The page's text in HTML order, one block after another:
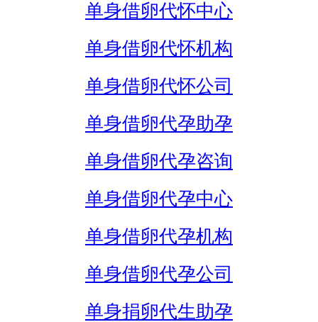
单身借卵代怀中心
单身借卵代怀机构
单身借卵代怀公司
单身借卵代孕助孕
单身借卵代孕咨询
单身借卵代孕中心
单身借卵代孕机构
单身借卵代孕公司
单身捐卵代生助孕